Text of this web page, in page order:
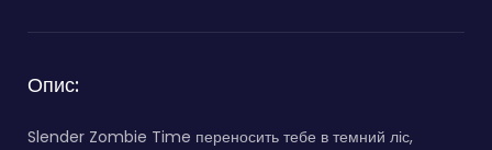
Опис:
Slender Zombie Time переносить тебе в темний ліс,